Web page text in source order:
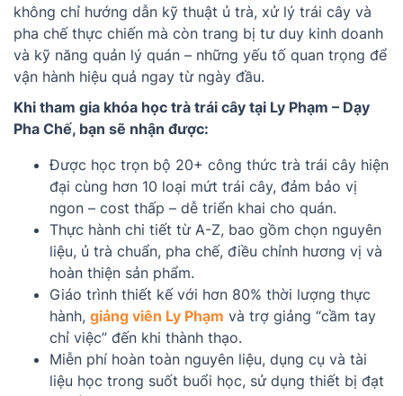
không chỉ hướng dẫn kỹ thuật ủ trà, xử lý trái cây và
pha chế thực chiến mà còn trang bị tư duy kinh doanh
và kỹ năng quản lý quán – những yếu tố quan trọng để
vận hành hiệu quả ngay từ ngày đầu.
Khi tham gia khóa học trà trái cây tại Ly Phạm – Dạy
Pha Chế, bạn sẽ nhận được:
Được học trọn bộ 20+ công thức trà trái cây hiện
đại cùng hơn 10 loại mứt trái cây, đảm bảo vị
ngon – cost thấp – dễ triển khai cho quán.
Thực hành chi tiết từ A-Z, bao gồm chọn nguyên
liệu, ủ trà chuẩn, pha chế, điều chỉnh hương vị và
hoàn thiện sản phẩm.
Giáo trình thiết kế với hơn 80% thời lượng thực
hành, giảng viên Ly Phạm và trợ giảng “cầm tay
chỉ việc” đến khi thành thạo.
Miễn phí hoàn toàn nguyên liệu, dụng cụ và tài
liệu học trong suốt buổi học, sử dụng thiết bị đạt